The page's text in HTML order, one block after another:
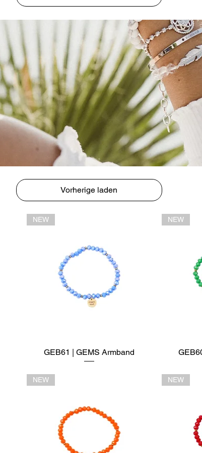
Vorherige laden
Schnellansicht
NEW
GEB61 | GEMS Armband
NEW
NEW NEW